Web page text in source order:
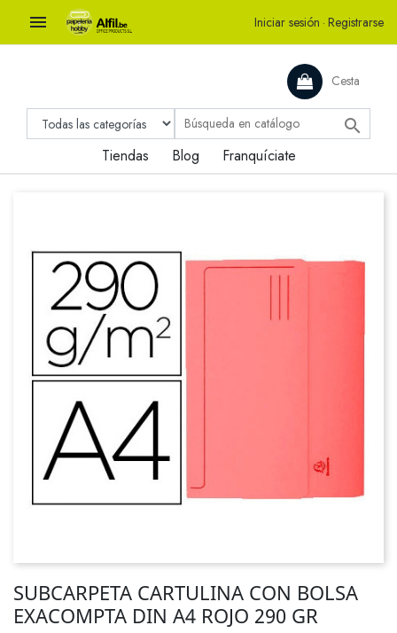
 Iniciar sesión · Registrarse
Cesta

Tiendas Blog Franquíciate
SUBCARPETA CARTULINA CON BOLSA
EXACOMPTA DIN A4 ROJO 290 GR